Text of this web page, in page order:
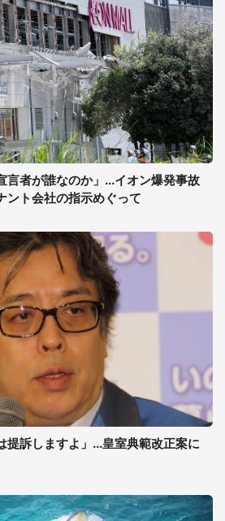
言者が誰なのか」...イオン爆発事故
ント会社の指示めぐって
提訴しますよ」...皇室典範改正案に